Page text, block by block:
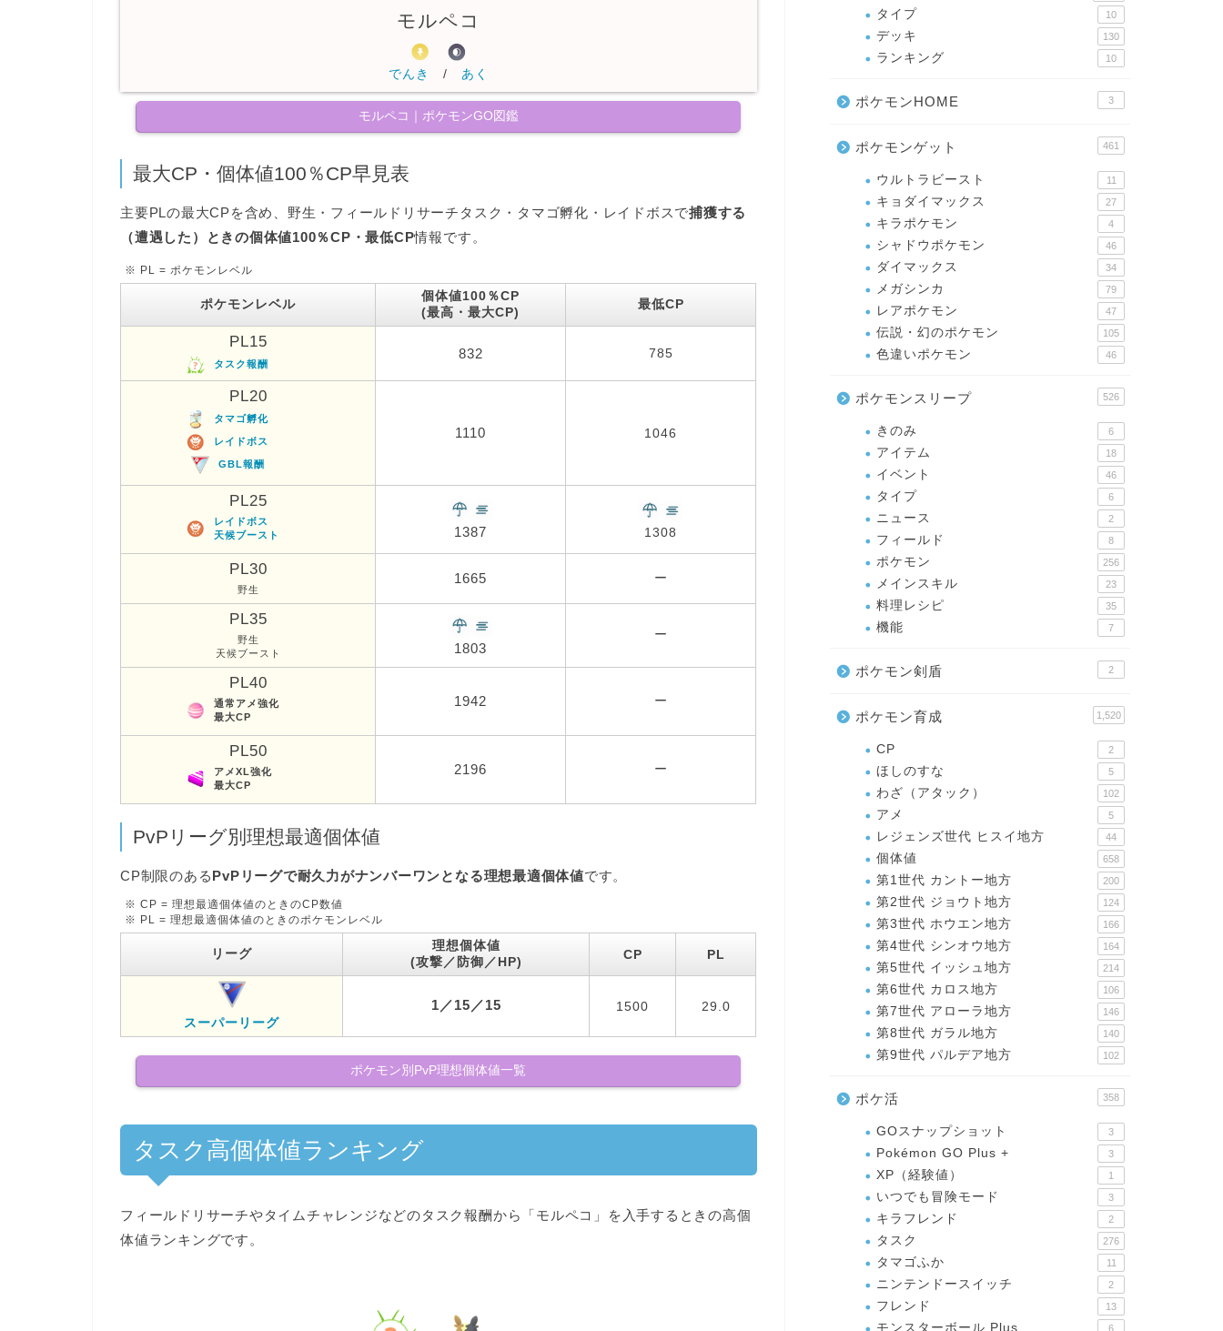
モルペコ
でんき / あく
モルペコ｜ポケモンGO図鑑
最大CP・個体値100％CP早見表
主要PLの最大CPを含め、野生・フィールドリサーチタスク・タマゴ孵化・レイドボスで捕獲する
（遭遇した）ときの個体値100％CP・最低CP情報です。
※ PL = ポケモンレベル
ポケモンレベル
個体値100％CP
(最高・最大CP)
最低CP
PL15
タスク報酬
832 785
PL20
タマゴ孵化
レイドボス
GBL報酬
1110 1046
PL25
レイドボス
天候ブースト
1387 1308
PL30
野生
1665 ー
PL35
野生
天候ブースト
1803
ー
PL40
通常アメ強化
最大CP
1942 ー
PL50
アメXL強化
最大CP
2196 ー
PvPリーグ別理想最適個体値
CP制限のあるPvPリーグで耐久力がナンバーワンとなる理想最適個体値です。
※ CP = 理想最適個体値のときのCP数値
※ PL = 理想最適個体値のときのポケモンレベル
リーグ
理想個体値
(攻撃／防御／HP)
CP PL
スーパーリーグ
1／15／15 1500 29.0
ポケモン別PvP理想個体値一覧
タスク高個体値ランキング
フィールドリサーチやタイムチャレンジなどのタスク報酬から「モルペコ」を入手するときの高個
体値ランキングです。
タイプ 10
デッキ 130
ランキング 10
ポケモンHOME 3
ポケモンゲット 461
ウルトラビースト 11
キョダイマックス 27
キラポケモン 4
シャドウポケモン 46
ダイマックス 34
メガシンカ 79
レアポケモン 47
伝説・幻のポケモン 105
色違いポケモン 46
ポケモンスリープ 526
きのみ 6
アイテム 18
イベント 46
タイプ 6
ニュース 2
フィールド 8
ポケモン 256
メインスキル 23
料理レシピ 35
機能 7
ポケモン剣盾 2
ポケモン育成 1,520
CP 2
ほしのすな 5
わざ（アタック） 102
アメ 5
レジェンズ世代 ヒスイ地方 44
個体値 658
第1世代 カントー地方 200
第2世代 ジョウト地方 124
第3世代 ホウエン地方 166
第4世代 シンオウ地方 164
第5世代 イッシュ地方 214
第6世代 カロス地方 106
第7世代 アローラ地方 146
第8世代 ガラル地方 140
第9世代 パルデア地方 102
ポケ活 358
GOスナップショット 3
Pokémon GO Plus + 3
XP（経験値） 1
いつでも冒険モード 3
キラフレンド 2
タスク 276
タマゴふか 11
ニンテンドースイッチ 2
フレンド 13
モンスターボール Plus 6